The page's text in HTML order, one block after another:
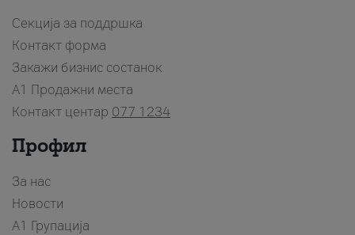
Секција за поддршка
Контакт форма
Закажи бизнис состанок
A1 Продажни места
Контакт центар 077 1234
Профил
За нас
Новости
А1 Групација